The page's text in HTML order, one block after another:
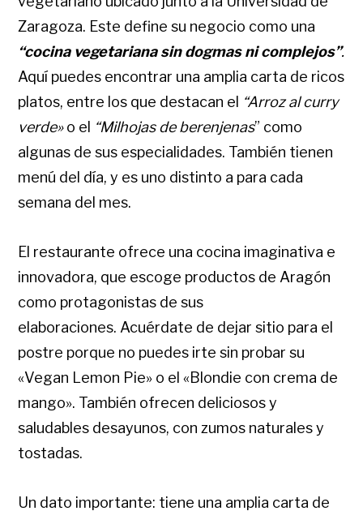
Zaragoza. Este define su negocio como una
“cocina vegetariana sin dogmas ni complejos”.
Aquí puedes encontrar una amplia carta de ricos
platos, entre los que destacan el “Arroz al curry
verde»o el “Milhojas de berenjenas” como
algunas de sus especialidades. También tienen
menú del día, y es uno distinto a para cada
semana del mes.
El restaurante ofrece una cocina imaginativa e
innovadora, que escoge productos de Aragón
como protagonistas de sus
elaboraciones. Acuérdate de dejar sitio para el
postre porque no puedes irte sin probar su
«Vegan Lemon Pie» o el «Blondie con crema de
mango». También ofrecen deliciosos y
saludables desayunos, con zumos naturales y
tostadas.
Un dato importante: tiene una amplia carta de